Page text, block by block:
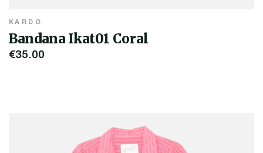
KARDO
Bandana Ikat01 Coral
€35,00